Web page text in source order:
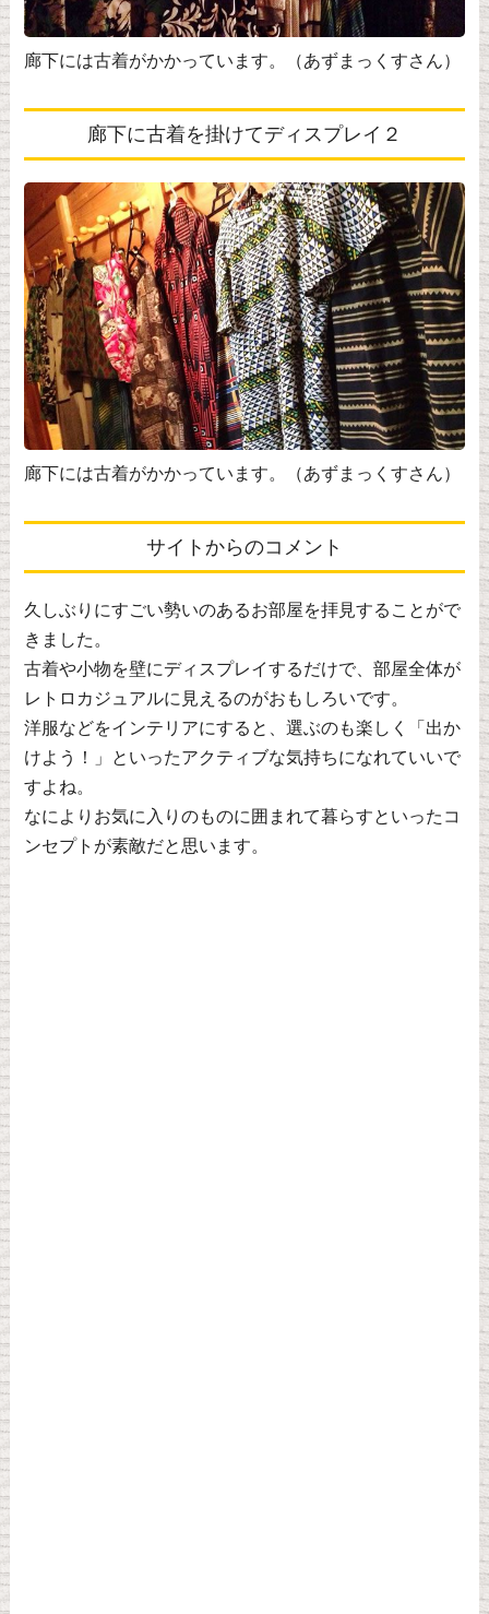
廊下には古着がかかっています。（あずまっくすさん）
廊下に古着を掛けてディスプレイ２
廊下には古着がかかっています。（あずまっくすさん）
サイトからのコメント
久しぶりにすごい勢いのあるお部屋を拝見することがで
きました。
古着や小物を壁にディスプレイするだけで、部屋全体が
レトロカジュアルに見えるのがおもしろいです。
洋服などをインテリアにすると、選ぶのも楽しく「出か
けよう！」といったアクティブな気持ちになれていいで
すよね。
なによりお気に入りのものに囲まれて暮らすといったコ
ンセプトが素敵だと思います。